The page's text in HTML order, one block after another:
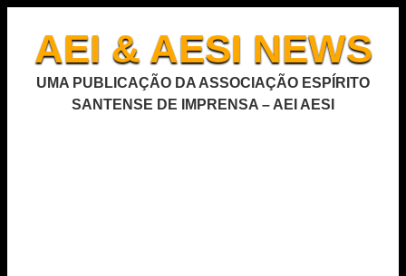
AEI & AESI NEWS
UMA PUBLICAÇÃO DA ASSOCIAÇÃO ESPÍRITO
SANTENSE DE IMPRENSA – AEI AESI